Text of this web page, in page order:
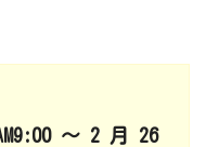
～ 2 月 26